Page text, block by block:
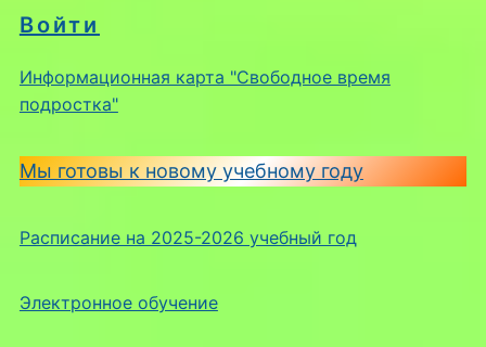
Войти
Информационная карта "Свободное время
подростка"
Мы готовы к новому учебному году
Расписание на 2025-2026 учебный год
Электронное обучение